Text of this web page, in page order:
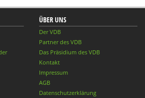
ÜBER UNS
Der VDB
Partner des VDB
Das Präsidium des VDB
Kontakt
Impressum
AGB
Datenschutzerklärung